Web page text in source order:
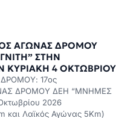
ΑΓΩΝΑΣ ΔΡΟΜΟΥ
ΚΥΡΙΑΚΗ 4 ΟΚΤΩΒΡΙΟΥ
17ος
ΔΡΟΜΟΥ ΔΕΗ “ΜΝΗΜΕΣ
2026
και Λαϊκός Αγώνας 5Km)